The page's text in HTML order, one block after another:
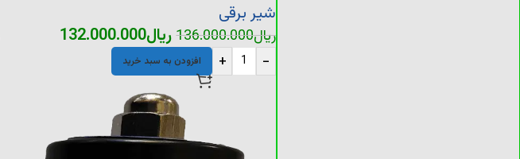
شیر برقی
ریال136.000.000ریال132.000.000
-
+ افزودن به سبد خرید